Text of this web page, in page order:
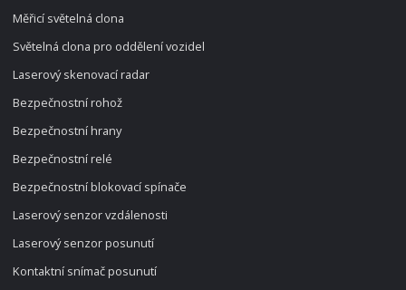
Měřicí světelná clona
Světelná clona pro oddělení vozidel
Laserový skenovací radar
Bezpečnostní rohož
Bezpečnostní hrany
Bezpečnostní relé
Bezpečnostní blokovací spínače
Laserový senzor vzdálenosti
Laserový senzor posunutí
Kontaktní snímač posunutí